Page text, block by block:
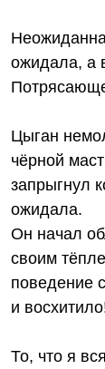
ожидала, а
Цыган
чёрной
запрыгнул
ожидала.
Он начал
своим
поведение
и
То, что я